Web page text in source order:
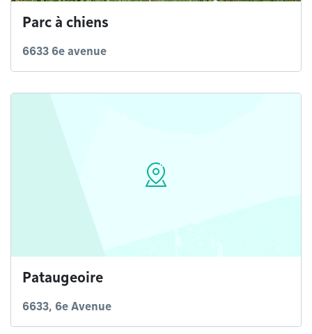
Parc à chiens
6633 6e avenue
Pataugeoire
6633, 6e Avenue